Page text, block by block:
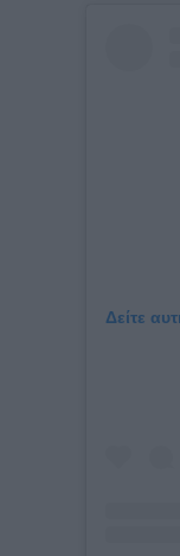
Δείτε